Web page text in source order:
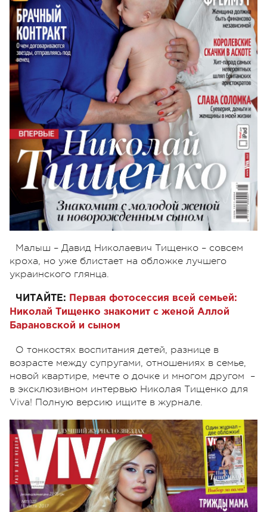
Малыш – Давид Николаевич Тищенко – совсем
кроха, но уже блистает на обложке лучшего
украинского глянца.
ЧИТАЙТЕ:
Первая фотосессия всей семьей:
Николай Тищенко знакомит с женой Аллой
Барановской и сыном
О тонкостях воспитания детей, разнице в
возрасте между супругами, отношениях в семье,
новой квартире, мечте о дочке и многом другом –
в эксклюзивном интервью Николая Тищенко для
Viva! Полную версию ищите в журнале.